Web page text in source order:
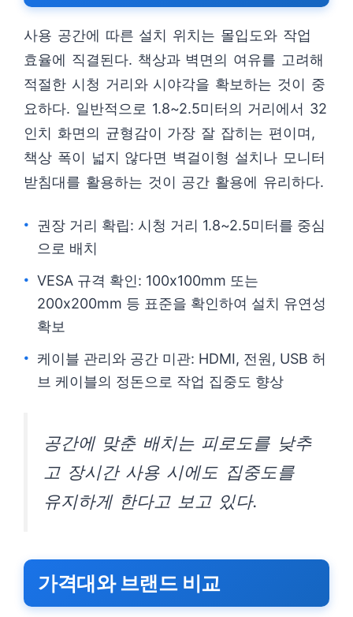
사용 공간에 따른 설치 위치는 몰입도와 작업
효율에 직결된다. 책상과 벽면의 여유를 고려해
적절한 시청 거리와 시야각을 확보하는 것이 중
요하다. 일반적으로 1.8~2.5미터의 거리에서 32
인치 화면의 균형감이 가장 잘 잡히는 편이며,
책상 폭이 넓지 않다면 벽걸이형 설치나 모니터
받침대를 활용하는 것이 공간 활용에 유리하다.
권장 거리 확립: 시청 거리 1.8~2.5미터를 중심
으로 배치
VESA 규격 확인: 100x100mm 또는
200x200mm 등 표준을 확인하여 설치 유연성
확보
케이블 관리와 공간 미관: HDMI, 전원, USB 허
브 케이블의 정돈으로 작업 집중도 향상
공간에 맞춘 배치는 피로도를 낮추
고 장시간 사용 시에도 집중도를
유지하게 한다고 보고 있다.
가격대와 브랜드 비교